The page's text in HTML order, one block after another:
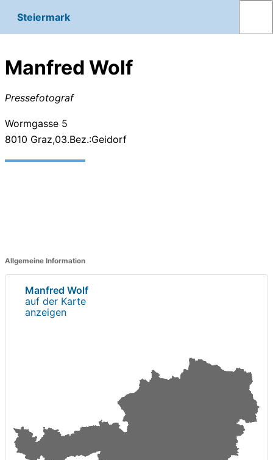
Steiermark
Manfred Wolf
Pressefotograf
Wormgasse 5
8010 Graz,03.Bez.:Geidorf
Allgemeine Information
Manfred Wolf
auf der Karte
anzeigen